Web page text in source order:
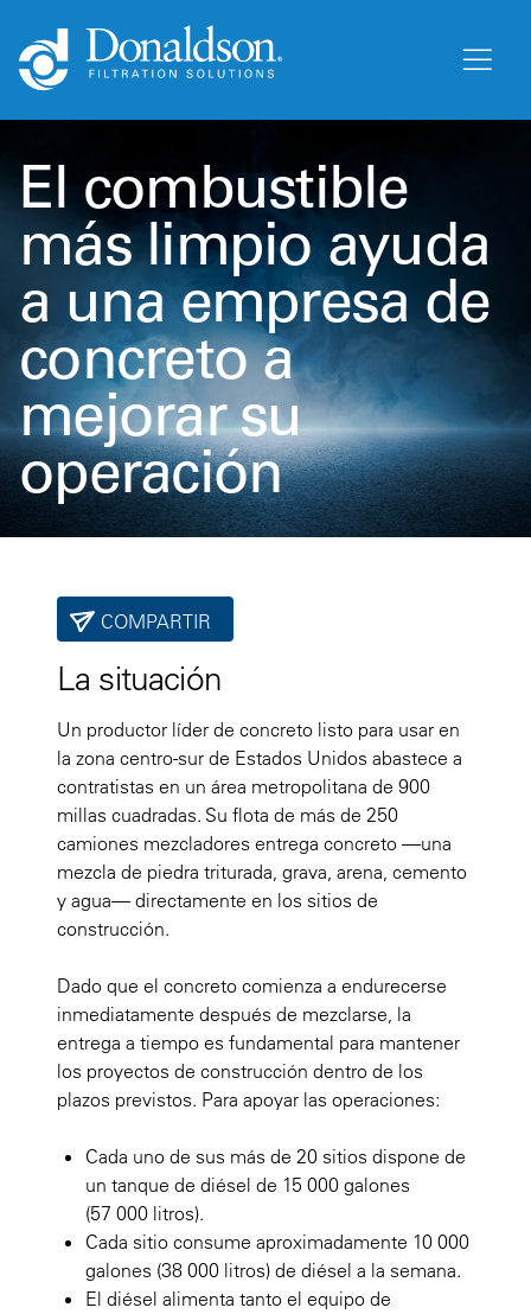
El combustible
más limpio ayuda
a una empresa de
concreto a
mejorar su
operación
COMPARTIR
La situación
Un productor líder de concreto listo para usar en
la zona centro-sur de Estados Unidos abastece a
contratistas en un área metropolitana de 900
millas cuadradas. Su flota de más de 250
camiones mezcladores entrega concreto —una
mezcla de piedra triturada, grava, arena, cemento
y agua— directamente en los sitios de
construcción.
Dado que el concreto comienza a endurecerse
inmediatamente después de mezclarse, la
entrega a tiempo es fundamental para mantener
los proyectos de construcción dentro de los
plazos previstos. Para apoyar las operaciones:
Cada uno de sus más de 20 sitios dispone de
un tanque de diésel de 15 000 galones
(57 000 litros).
Cada sitio consume aproximadamente 10 000
galones (38 000 litros) de diésel a la semana.
El diésel alimenta tanto el equipo de